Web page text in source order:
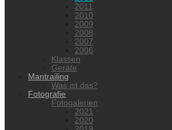
2011
2010
2009
2008
2007
2006
Klassen
Geräte
Mantrailing
Was ist das?
Fotografie
Fotogalerien
2021
2020